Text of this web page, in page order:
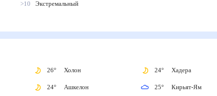
>10 Экстремальный
26° Холон
24° Ашкелон
24° Хадера
25° Кирьят-Ям